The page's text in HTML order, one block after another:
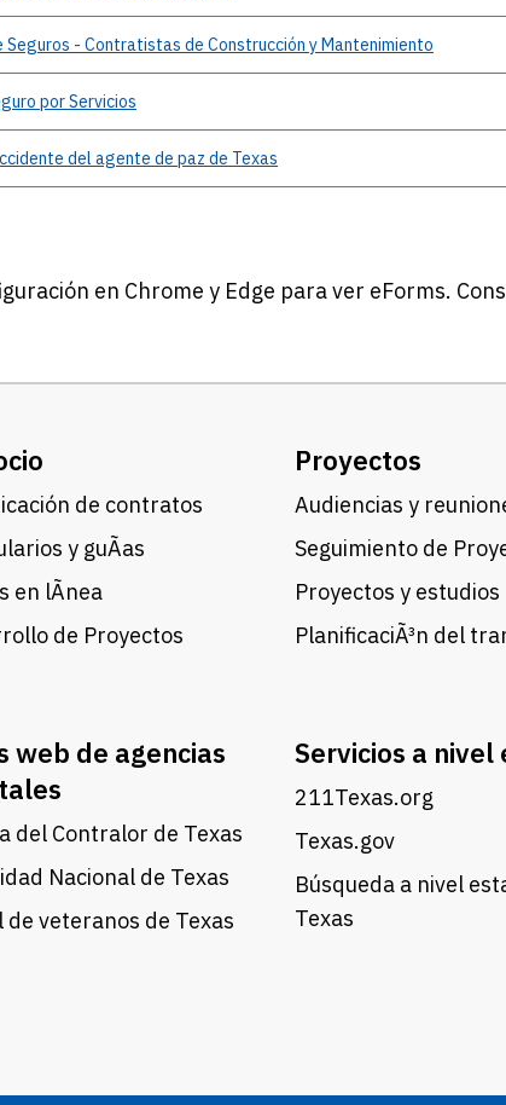
Seguros - Contratistas de Construcción y Mantenimiento
por Servicios
del agente de paz de Texas
en Chrome y Edge para ver eForms.
de contratos
y guÃ­as
en lÃ­nea
de Proyectos
Proyectos
Audiencias y
Seguimiento de
Proyectos y estudios
PlanificaciÃ³n del
web de agencias
del Contralor de Texas
Nacional de Texas
de veteranos de Texas
Servicios a
211Texas.org
Texas.gov
Búsqueda a nivel
Texas